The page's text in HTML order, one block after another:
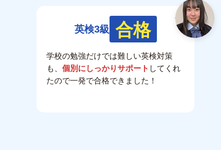
英検3級 合格
学校の勉強だけでは難しい英検対策
も、 個別にしっかりサポート してくれ
たので一発で合格できました！